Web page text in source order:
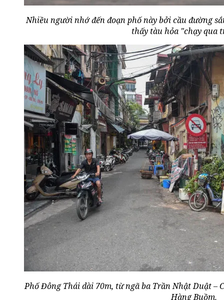
Nhiều người nhớ đến đoạn phố này bởi cầu đường
thấy tàu hỏa "chạy qua
Phố Đông Thái dài 70m, từ ngã ba Trần Nhật Duật –
Hàng Buồm.